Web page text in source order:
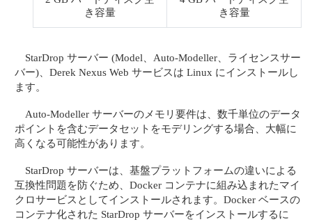
き容量
き容量
StarDrop サーバー (Model、Auto-Modeller、ライセンスサー
バー)、Derek Nexus Web サービスは Linux にインストールし
ます。
Auto-Modeller サーバーのメモリ要件は、数千単位のデータ
ポイントを含むデータセットをモデリングする場合、大幅に
高くなる可能性があります。
StarDrop サーバーは、基盤プラットフォームの違いによる
互換性問題を防ぐため、Docker コンテナに組み込まれたマイ
クロサービスとしてインストールされます。Docker ベースの
コンテナ化された StarDrop サーバーをインストールするに